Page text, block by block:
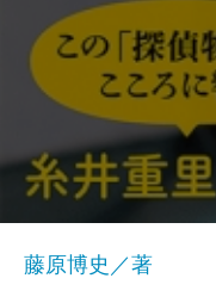
藤原博史／著